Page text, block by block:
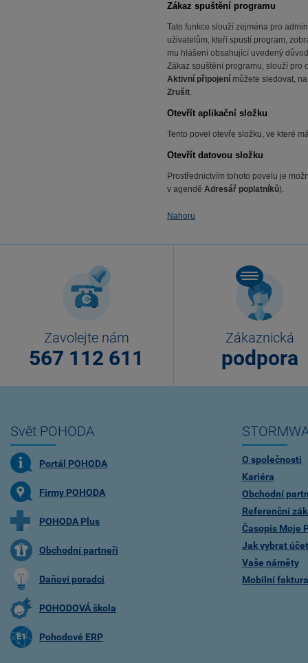
Zákaz spuštění programu
Tato funkce slouží zejména pro
uživatelům, kteří spustí program,
mu hlášení obsahující uvedený
Zákaz spuštění programu, slouží pro
Aktivní připojení můžete sledovat,
Zrušit.
Otevřít aplikační složku
Tento povel otevře složku, ve které
Otevřít datovou složku
Prostřednictvím tohoto povelu je
v agendě Adresář poplatníků).
Nahoru
Zavolejte nám
567 112 611
Zákaznická
podpora
Svět POHODA
Portál POHODA
Firmy POHODA
POHODA Plus
Obchodní partneři
Daňoví poradci
POHODOVÁ škola
Pohodové ERP
O společnosti
Kariéra
Obchodní
Referenční
Časopis Moje
Jak vybrat
Vaše náměty
Mobilní